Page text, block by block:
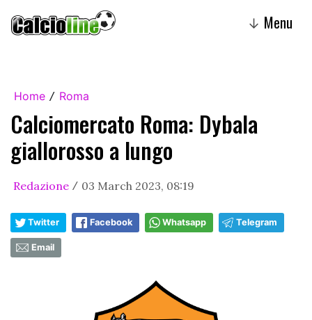
↓ Menu
Home / Roma
Calciomercato Roma: Dybala
giallorosso a lungo
Redazione / 03 March 2023, 08:19
Twitter Facebook Whatsapp Telegram
Email